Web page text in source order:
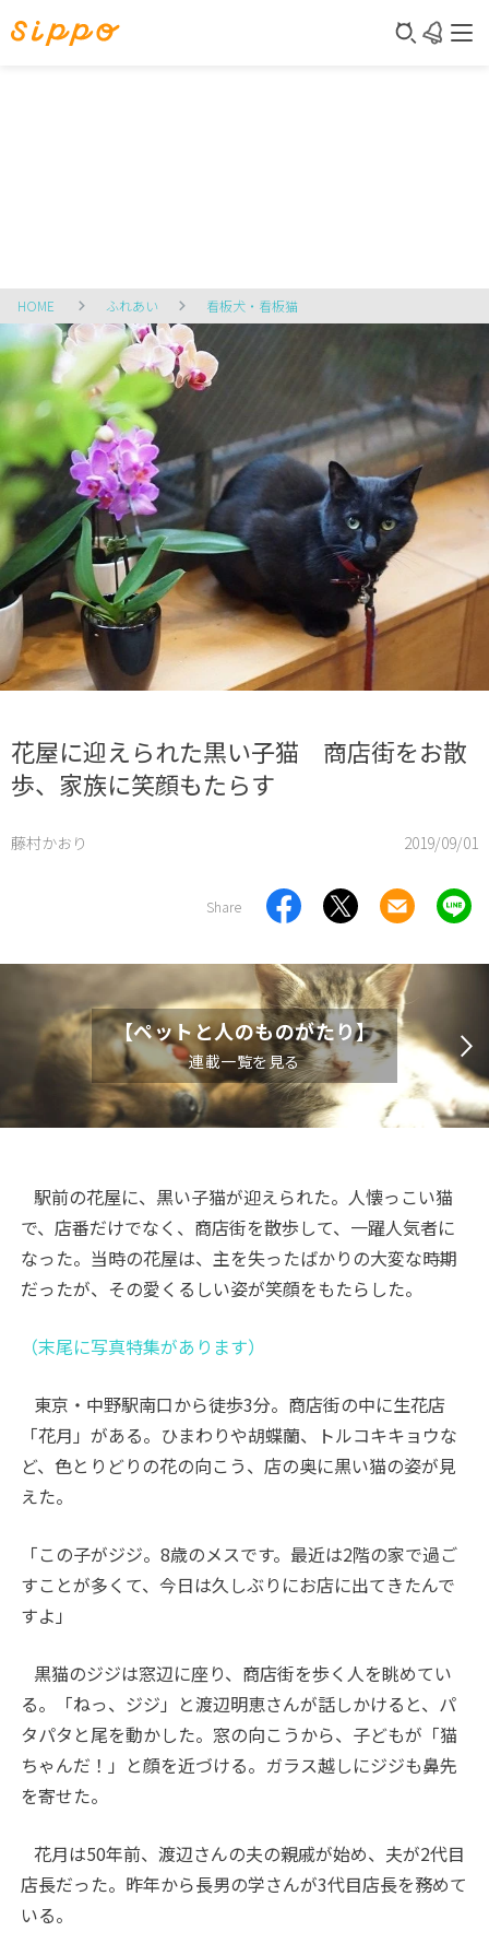
HOME ふれあい 看板犬・看板猫
花屋に迎えられた黒い子猫 商店街をお散
歩、家族に笑顔もたらす
藤村かおり 2019/09/01
Share
【ペットと人のものがたり】
連載一覧を見る
駅前の花屋に、黒い子猫が迎えられた。人懐っこい猫
で、店番だけでなく、商店街を散歩して、一躍人気者に
なった。当時の花屋は、主を失ったばかりの大変な時期
だったが、その愛くるしい姿が笑顔をもたらした。
（末尾に写真特集があります）
東京・中野駅南口から徒歩3分。商店街の中に生花店
「花月」がある。ひまわりや胡蝶蘭、トルコキキョウな
ど、色とりどりの花の向こう、店の奥に黒い猫の姿が見
えた。
「この子がジジ。8歳のメスです。最近は2階の家で過ご
すことが多くて、今日は久しぶりにお店に出てきたんで
すよ」
黒猫のジジは窓辺に座り、商店街を歩く人を眺めてい
る。「ねっ、ジジ」と渡辺明恵さんが話しかけると、パ
タパタと尾を動かした。窓の向こうから、子どもが「猫
ちゃんだ！」と顔を近づける。ガラス越しにジジも鼻先
を寄せた。
花月は50年前、渡辺さんの夫の親戚が始め、夫が2代目
店長だった。昨年から長男の学さんが3代目店長を務めて
いる。